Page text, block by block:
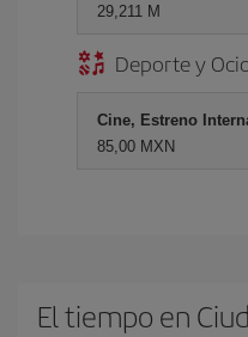
29,211 M
Deporte y
Cine, Estreno
85,00 MXN
El tiempo en